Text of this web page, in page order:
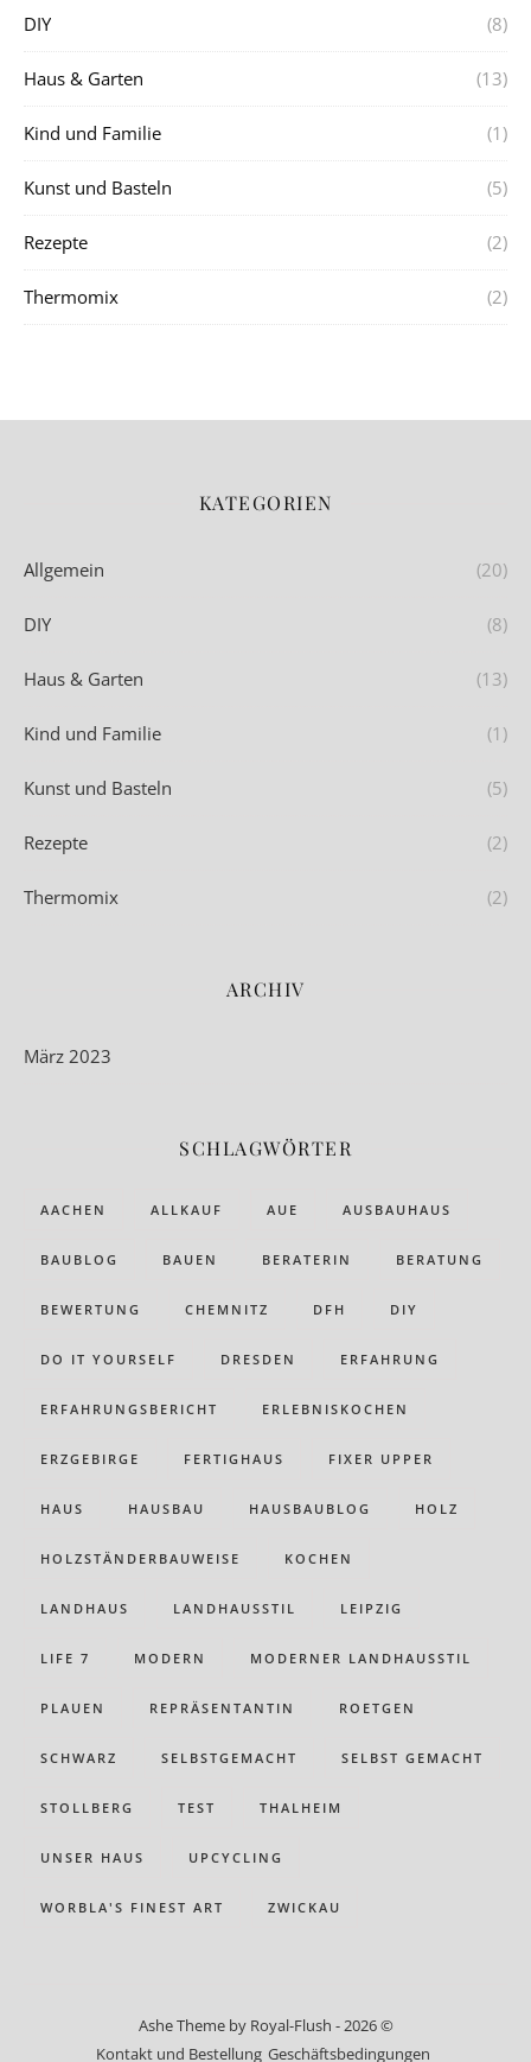
DIY (8)
Haus & Garten (13)
Kind und Familie (1)
Kunst und Basteln (5)
Rezepte (2)
Thermomix (2)
KATEGORIEN
Allgemein (20)
DIY (8)
Haus & Garten (13)
Kind und Familie (1)
Kunst und Basteln (5)
Rezepte (2)
Thermomix (2)
ARCHIV
März 2023
SCHLAGWÖRTER
AACHEN ALLKAUF AUE AUSBAUHAUS
BAUBLOG BAUEN BERATERIN BERATUNG
BEWERTUNG CHEMNITZ DFH DIY
DO IT YOURSELF DRESDEN ERFAHRUNG
ERFAHRUNGSBERICHT ERLEBNISKOCHEN
ERZGEBIRGE FERTIGHAUS FIXER UPPER
HAUS HAUSBAU HAUSBAUBLOG HOLZ
HOLZSTÄNDERBAUWEISE KOCHEN
LANDHAUS LANDHAUSSTIL LEIPZIG
LIFE 7 MODERN MODERNER LANDHAUSSTIL
PLAUEN REPRÄSENTANTIN ROETGEN
SCHWARZ SELBSTGEMACHT SELBST GEMACHT
STOLLBERG TEST THALHEIM
UNSER HAUS UPCYCLING
WORBLA'S FINEST ART ZWICKAU
Ashe Theme by Royal-Flush - 2026 ©
Kontakt und Bestellung Geschäftsbedingungen